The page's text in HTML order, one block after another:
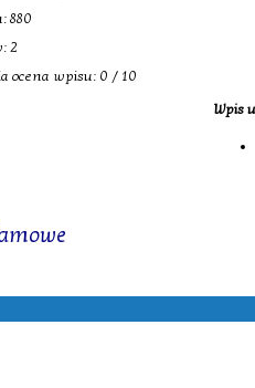
880
2
ocena wpisu: 0 / 10
Wpis